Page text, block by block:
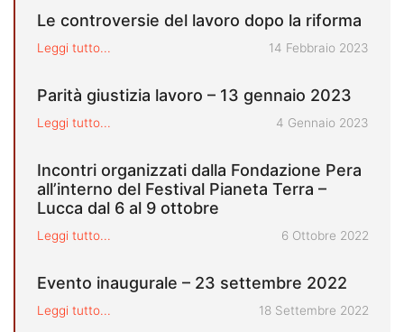
Le controversie del lavoro dopo la riforma
Leggi tutto... Pubblicato il
14 Febbraio 2023
Parità giustizia lavoro – 13 gennaio 2023
Leggi tutto... Pubblicato il
4 Gennaio 2023
Incontri organizzati dalla Fondazione Pera
all’interno del Festival Pianeta Terra –
Lucca dal 6 al 9 ottobre
Leggi tutto... Pubblicato il
6 Ottobre 2022
Evento inaugurale – 23 settembre 2022
Leggi tutto... Pubblicato il
18 Settembre 2022